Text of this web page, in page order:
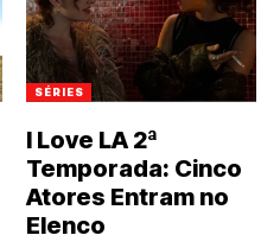
SÉRIES
I Love LA 2ª
Temporada: Cinco
Atores Entram no
Elenco